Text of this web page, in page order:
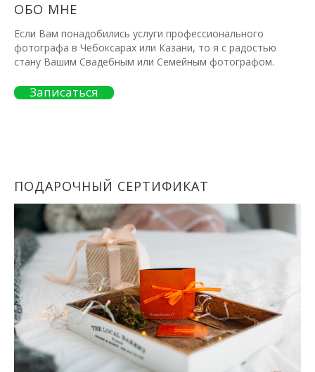
ОБО МНЕ
Если Вам понадобились услуги профессионального
фотографа в Чебоксарах или Казани, то я с радостью
стану Вашим Свадебным или Семейным фотографом.
Записаться
ПОДАРОЧНЫЙ СЕРТИФИКАТ